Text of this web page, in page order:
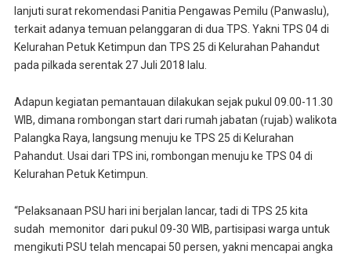
lanjuti surat rekomendasi Panitia Pengawas Pemilu (Panwaslu),
terkait adanya temuan pelanggaran di dua TPS. Yakni TPS 04 di
Kelurahan Petuk Ketimpun dan TPS 25 di Kelurahan Pahandut
pada pilkada serentak 27 Juli 2018 lalu.
Adapun kegiatan pemantauan dilakukan sejak pukul 09.00-11.30
WIB, dimana rombongan start dari rumah jabatan (rujab) walikota
Palangka Raya, langsung menuju ke TPS 25 di Kelurahan
Pahandut. Usai dari TPS ini, rombongan menuju ke TPS 04 di
Kelurahan Petuk Ketimpun.
“Pelaksanaan PSU hari ini berjalan lancar, tadi di TPS 25 kita
sudah memonitor dari pukul 09-30 WIB, partisipasi warga untuk
mengikuti PSU telah mencapai 50 persen, yakni mencapai angka